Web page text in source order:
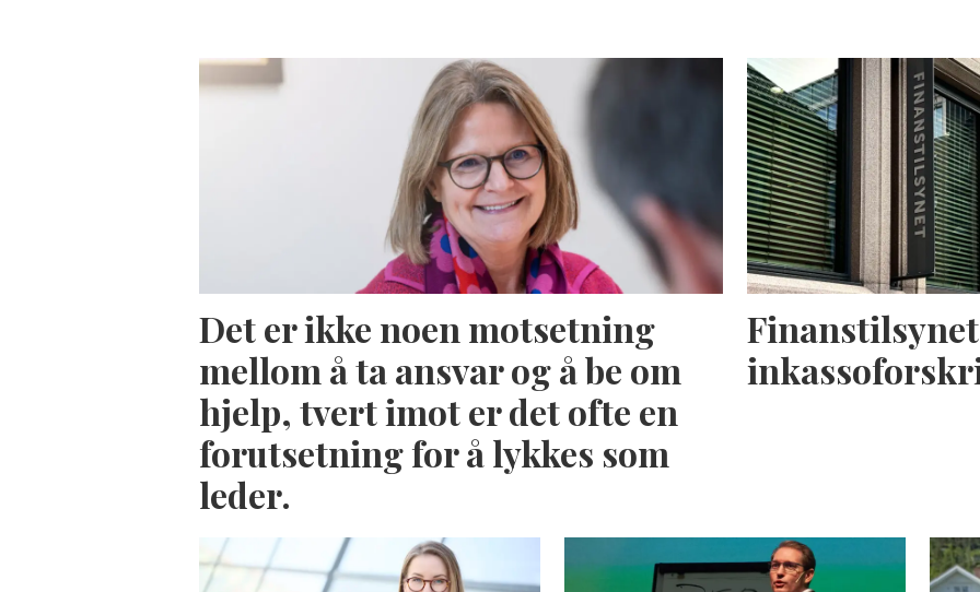
Det er ikke noen motsetning
mellom å ta ansvar og å be om
hjelp, tvert imot er det ofte en
forutsetning for å lykkes som
leder.